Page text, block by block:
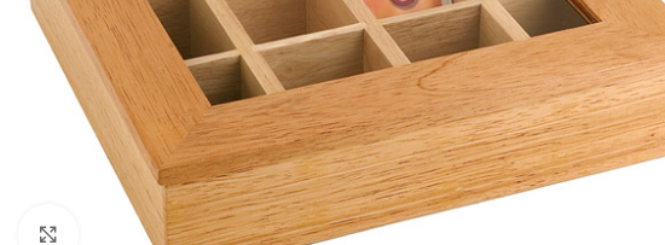
Click to enlarge